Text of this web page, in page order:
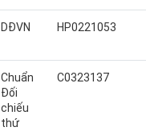
DĐVN HP0221053
Chuẩn
Đối
chiếu
thứ
C0323137